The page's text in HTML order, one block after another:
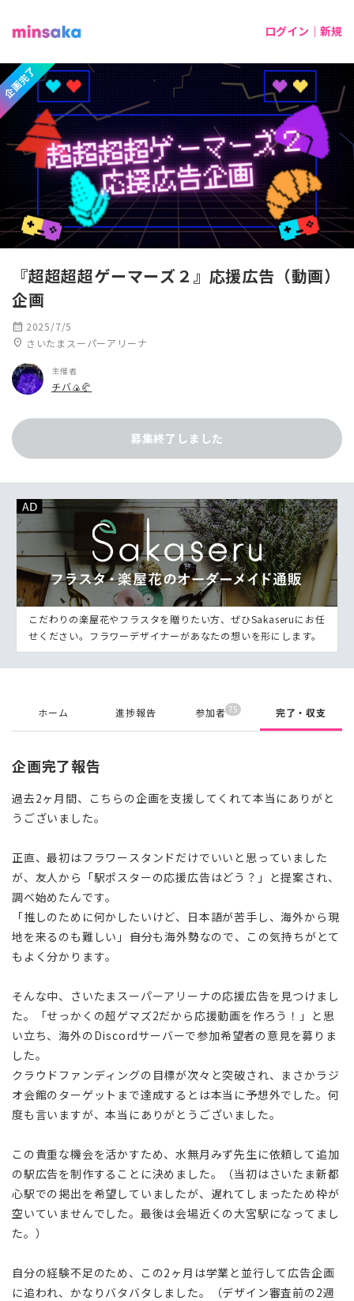
ログイン｜新規
企画完了
『超超超超ゲーマーズ２』応援広告（動画）
企画
calendar_month 2025/7/5
location_on さいたまスーパーアリーナ
主催者
チバ🍙🥐
募集終了しました
こだわりの楽屋花やフラスタを贈りたい方、ぜひSakaseruにお任
せください。フラワーデザイナーがあなたの想いを形にします。
ホーム 進捗報告 参加者 75 完了・収支
企画完了報告
過去2ヶ月間、こちらの企画を支援してくれて本当にありがと
うございました。
正直、最初はフラワースタンドだけでいいと思っていました
が、友人から「駅ポスターの応援広告はどう？」と提案され、
調べ始めたんです。
「推しのために何かしたいけど、日本語が苦手し、海外から現
地を来るのも難しい」――自分も海外勢なので、この気持ちがとて
もよく分かります。
そんな中、さいたまスーパーアリーナの応援広告を見つけまし
た。「せっかくの超ゲマズ2だから応援動画を作ろう！」と思
い立ち、海外のDiscordサーバーで参加希望者の意見を募りま
した。
クラウドファンディングの目標が次々と突破され、まさかラジ
オ会館のターゲットまで達成するとは本当に予想外でした。何
度も言いますが、本当にありがとうございました。
この貴重な機会を活かすため、水無月みず先生に依頼して追加
の駅広告を制作することに決めました。（当初はさいたま新都
心駅での掲出を希望していましたが、遅れてしまったため枠が
空いていませんでした。最後は会場近くの大宮駅になってまし
た。）
自分の経験不足のため、この2ヶ月は学業と並行して広告企画
に追われ、かなりバタバタしました。（デザイン審査前の2週